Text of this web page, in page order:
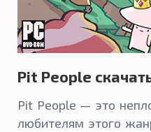
Pit People
Pit People — это
любителям этого